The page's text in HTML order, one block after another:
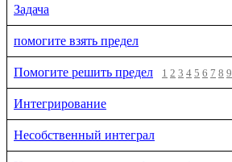
Задача
помогите взять предел
Помогите решить предел 1 2 3 4 5 6 7 8 9
Интегрирование
Несобственный интеграл